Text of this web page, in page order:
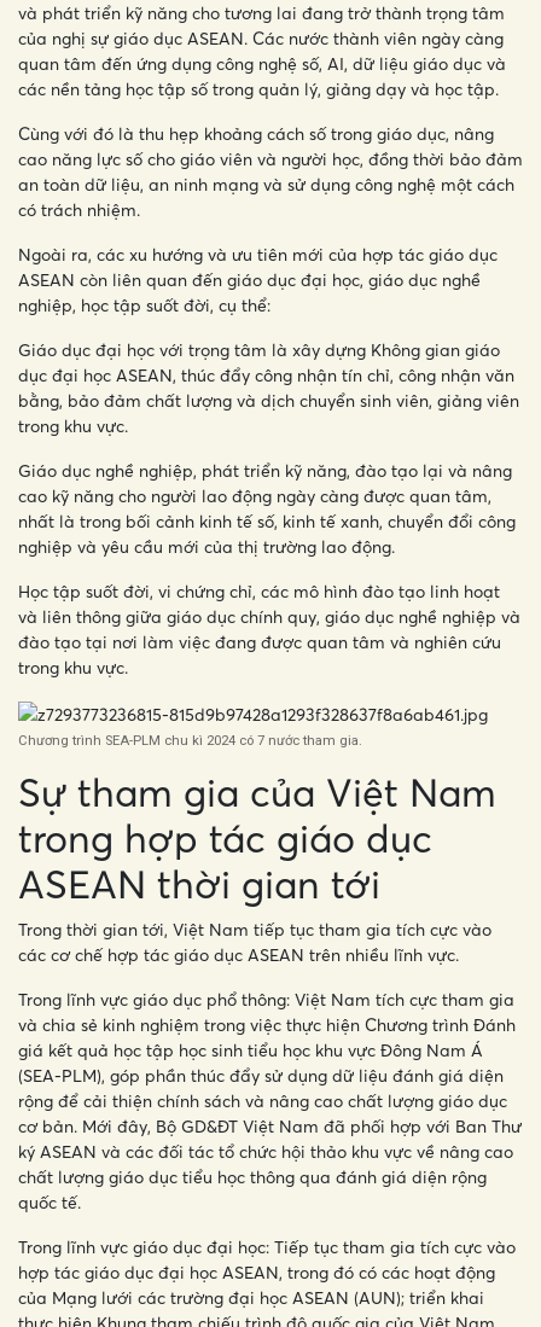
và phát triển kỹ năng cho tương lai đang trở thành trọng tâm
của nghị sự giáo dục ASEAN. Các nước thành viên ngày càng
quan tâm đến ứng dụng công nghệ số, AI, dữ liệu giáo dục và
các nền tảng học tập số trong quản lý, giảng dạy và học tập.
Cùng với đó là thu hẹp khoảng cách số trong giáo dục, nâng
cao năng lực số cho giáo viên và người học, đồng thời bảo đảm
an toàn dữ liệu, an ninh mạng và sử dụng công nghệ một cách
có trách nhiệm.
Ngoài ra, các xu hướng và ưu tiên mới của hợp tác giáo dục
ASEAN còn liên quan đến giáo dục đại học, giáo dục nghề
nghiệp, học tập suốt đời, cụ thể:
Giáo dục đại học với trọng tâm là xây dựng Không gian giáo
dục đại học ASEAN, thúc đẩy công nhận tín chỉ, công nhận văn
bằng, bảo đảm chất lượng và dịch chuyển sinh viên, giảng viên
trong khu vực.
Giáo dục nghề nghiệp, phát triển kỹ năng, đào tạo lại và nâng
cao kỹ năng cho người lao động ngày càng được quan tâm,
nhất là trong bối cảnh kinh tế số, kinh tế xanh, chuyển đổi công
nghiệp và yêu cầu mới của thị trường lao động.
Học tập suốt đời, vi chứng chỉ, các mô hình đào tạo linh hoạt
và liên thông giữa giáo dục chính quy, giáo dục nghề nghiệp và
đào tạo tại nơi làm việc đang được quan tâm và nghiên cứu
trong khu vực.
Chương trình SEA-PLM chu kì 2024 có 7 nước tham gia.
Sự tham gia của Việt Nam
trong hợp tác giáo dục
ASEAN thời gian tới
Trong thời gian tới, Việt Nam tiếp tục tham gia tích cực vào
các cơ chế hợp tác giáo dục ASEAN trên nhiều lĩnh vực.
Trong lĩnh vực giáo dục phổ thông: Việt Nam tích cực tham gia
và chia sẻ kinh nghiệm trong việc thực hiện Chương trình Đánh
giá kết quả học tập học sinh tiểu học khu vực Đông Nam Á
(SEA-PLM), góp phần thúc đẩy sử dụng dữ liệu đánh giá diện
rộng để cải thiện chính sách và nâng cao chất lượng giáo dục
cơ bản. Mới đây, Bộ GD&ĐT Việt Nam đã phối hợp với Ban Thư
ký ASEAN và các đối tác tổ chức hội thảo khu vực về nâng cao
chất lượng giáo dục tiểu học thông qua đánh giá diện rộng
quốc tế.
Trong lĩnh vực giáo dục đại học: Tiếp tục tham gia tích cực vào
hợp tác giáo dục đại học ASEAN, trong đó có các hoạt động
của Mạng lưới các trường đại học ASEAN (AUN); triển khai